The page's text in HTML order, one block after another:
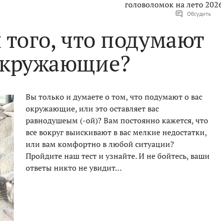
головоломок на лето
Обсудить
что подумают
Вы только и думаете о том, что подумают о вас
окружающие, или это оставляет вас
равнодушеым (-ой)? Вам постоянно кажется, что
все вокруг выискивают в вас мелкие недостатки,
или вам комфортно в любой ситуации?
Пройдите наш тест и узнайте. И не бойтесь, ваши
ответы никто не увидит…